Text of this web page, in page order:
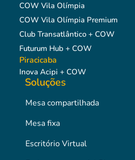
COW Vila Olímpia
COW Vila Olímpia Premium
Club Transatlântico + COW
Futurum Hub + COW
Piracicaba
Inova Acipi + COW
Soluções
Mesa compartilhada
Mesa fixa
Escritório Virtual